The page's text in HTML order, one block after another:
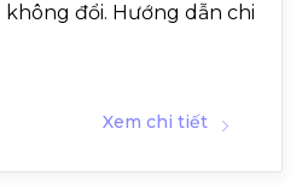
không đổi. Hướng dẫn chi
Xem chi tiết